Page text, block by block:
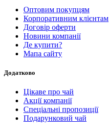
Оптовим покупцям
Корпоративним клієнтам
Договір оферти
Новини компанії
Де купити?
Мапа сайту
Додатково
Цікаве про чай
Акції компанії
Спеціальні пропозиції
Подарунковий чай